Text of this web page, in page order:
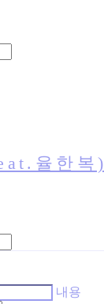
율한복)
내용